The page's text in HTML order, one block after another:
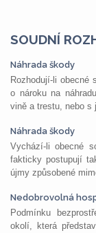
SOUDNÍ
Náhrada škody
Rozhodují-li
o nároku na
vině a trestu, nebo s
Náhrada škody
Vychází-li obecné
fakticky postupují
újmy způsobené
Nedobrovolná
Podmínku
okolí, která